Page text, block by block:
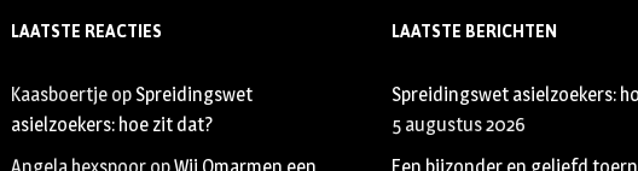
LAATSTE REACTIES
Kaasboertje op Spreidingswet
asielzoekers: hoe zit dat?
LAATSTE BERICHTEN
Spreidingswet asielzoekers:
5 augustus 2026